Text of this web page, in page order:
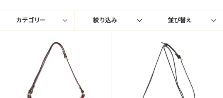
カテゴリー 絞り込み 並び替え